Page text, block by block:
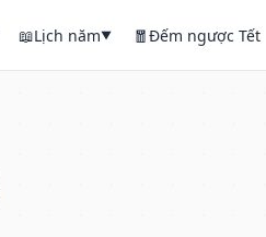
📖Lịch năm▼ 🧧Đếm ngược Tết